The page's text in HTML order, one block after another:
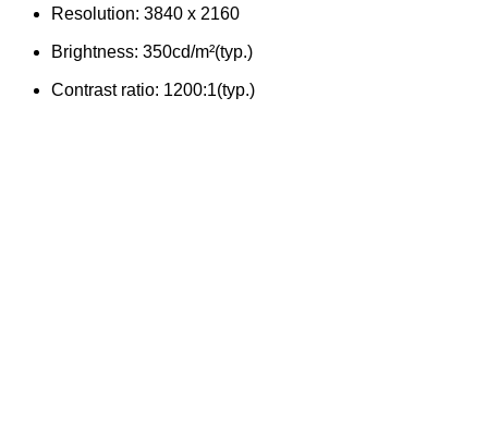
Resolution: 3840 x 2160
Brightness: 350cd/m²(typ.)
Contrast ratio: 1200:1(typ.)